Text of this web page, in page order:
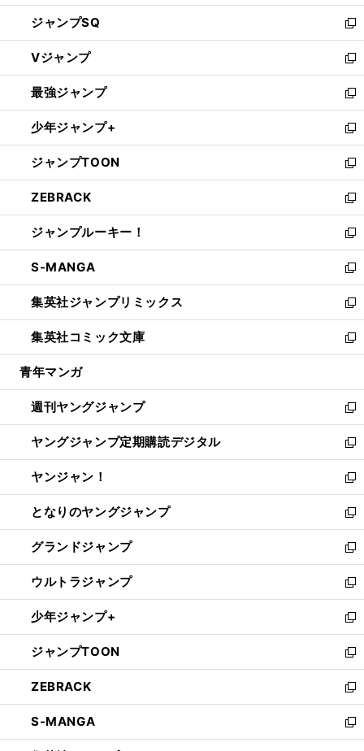
し
い
ウ
ィ
ン
ド
ウ
で
開
く
ジャンプSQ
新
し
い
ウ
ィ
ン
ド
ウ
で
開
く
Vジャンプ
新
し
い
ウ
ィ
ン
ド
ウ
で
開
く
最強ジャンプ
新
し
い
ウ
ィ
ン
ド
ウ
で
開
く
少年ジャンプ+
新
し
い
ウ
ィ
ン
ド
ウ
で
開
く
ジャンプTOON
新
し
い
ウ
ィ
ン
ド
ウ
で
開
く
ZEBRACK
新
し
い
ウ
ィ
ン
ド
ウ
で
開
ジャンプルーキー！
新
し
い
ウ
ィ
ン
ド
ウ
開
く
S-MANGA
新
し
い
ウ
ィ
ン
ウ
で
開
く
集英社ジャンプリミックス
新
し
い
ウ
ン
ド
ウ
で
開
く
集英社コミック文庫
新
し
ウ
ィ
ン
ド
ウ
で
開
く
青年マンガ
週刊ヤングジャンプ
新
し
い
ウ
ィ
ン
ド
ウ
で
開
く
ヤングジャンプ定期購読デジタル
新
し
い
ウ
ィ
ン
ド
ウ
で
開
く
ヤンジャン！
新
し
い
ウ
ィ
ン
ド
ウ
で
開
く
となりのヤングジャンプ
新
し
い
ウ
ィ
ン
ド
ウ
で
開
く
グランドジャンプ
新
し
い
ウ
ィ
ン
ド
ウ
で
開
く
ウルトラジャンプ
新
し
い
ウ
ィ
ン
ド
ウ
で
開
少年ジャンプ+
新
し
い
ウ
ィ
ン
ド
ウ
ジャンプTOON
新
し
い
ウ
ィ
ン
ZEBRACK
新
し
い
ウ
S-MANGA
新
し